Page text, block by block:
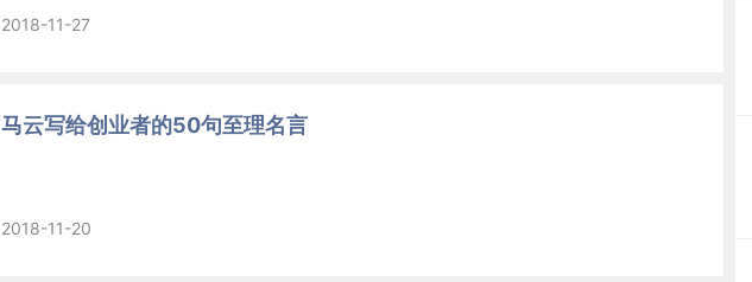
2018-11-27
马云写给创业者的50句至理名言
2018-11-20